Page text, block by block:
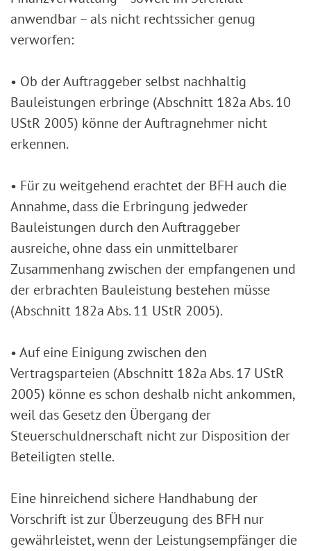
anwendbar – als nicht rechtssicher genug
verworfen:
• Ob der Auftraggeber selbst nachhaltig
Bauleistungen erbringe (Abschnitt 182a Abs. 10
UStR 2005) könne der Auftragnehmer nicht
erkennen.
• Für zu weitgehend erachtet der BFH auch die
Annahme, dass die Erbringung jedweder
Bauleistungen durch den Auftraggeber
ausreiche, ohne dass ein unmittelbarer
Zusammenhang zwischen der empfangenen und
der erbrachten Bauleistung bestehen müsse
(Abschnitt 182a Abs. 11 UStR 2005).
• Auf eine Einigung zwischen den
Vertragsparteien (Abschnitt 182a Abs. 17 UStR
2005) könne es schon deshalb nicht ankommen,
weil das Gesetz den Übergang der
Steuerschuldnerschaft nicht zur Disposition der
Beteiligten stelle.
Eine hinreichend sichere Handhabung der
Vorschrift ist zur Überzeugung des BFH nur
gewährleistet, wenn der Leistungsempfänger die